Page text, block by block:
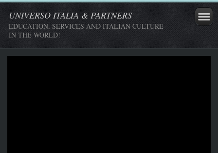
UNIVERSO ITALIA & PARTNERS
EDUCATION, SERVICES AND ITALIAN CULTURE
IN THE WORLD!